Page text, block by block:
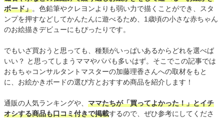
ボード」。色鉛筆やクレヨンよりも弱い力で描くことができ、スタ
ンプを押すなどしてかんたんに遊べるため、1歳頃の小さな赤ちゃん
のお絵描きデビューにもぴったりです。
でもいざ買おうと思っても、種類がいっぱいあるからどれを選べば
いい？ と思ってしまうママやパパも多いはず。そこでこの記事では
おもちゃコンサルタントマスターの加藤理香さんへの取材をもと
に、お絵かきボードの選び方とおすすめ商品を紹介します！
通販の人気ランキングや、 ママたちが「買ってよかった！」とイチ
オシする商品も口コミ付きで掲載するので、ぜひ参考にしてくださ